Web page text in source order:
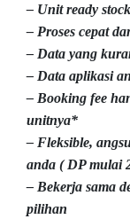
– Unit ready stock
– Proses cepat
– Data yang
– Data aplikasi
– Booking fee
unitnya*
– Fleksible,
anda ( DP mulai
– Bekerja sama
pilihan